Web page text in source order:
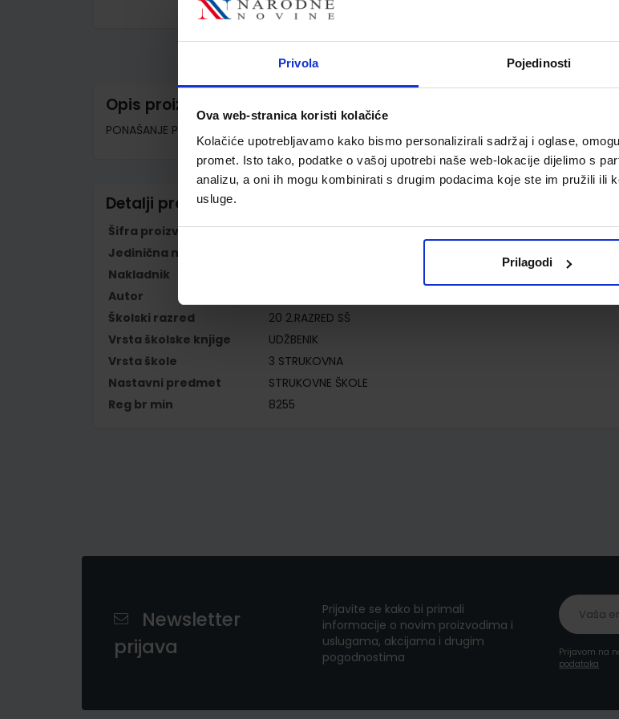
Privola Pojedinosti
Ova web-stranica koristi kolačiće
Kolačiće upotrebljavamo kako bismo personalizirali sadržaj i oglase,
promet. Isto tako, podatke o vašoj upotrebi naše web-lokacije dijelimo s
analizu, a oni ih mogu kombinirati s drugim podacima koje ste im pružili ili
usluge.
Prilagodi
gallery
Opis proizvoda
PONAŠANJE POTROŠAČA; udžbenik za srednje strukovne škole (2.razred)
Detalji proizvoda
Šifra proizvoda
596326
Jedinična mjera
Nakladnik
Autor
Školski razred
20 2.RAZRED SŠ
Vrsta školske knjige
UDŽBENIK
Vrsta škole
3 STRUKOVNA
Nastavni predmet
STRUKOVNE ŠKOLE
Reg br min
8255
Newsletter
prijava
Prijavite se kako bi primali
informacije o novim proizvodima i
uslugama, akcijama i drugim
pogodnostima
Prijavom na
podataka